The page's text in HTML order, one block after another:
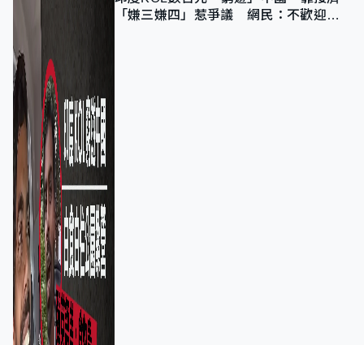
「嫌三嫌四」惹爭議 網民：不歡迎劣